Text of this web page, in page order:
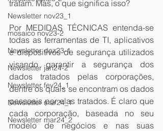
Newsletter nov23_1
mosaico nov23-2
Newsletter dez23-1
Newsletter jan24-2
Newsletter fev24_1
Newsletter mar24_1
Newsletter mar24_2
tratam. Mas, o que significa isso?
Por MEDIDAS TÉCNICAS entenda-se
todas as ferramentas de TI, aplicativos
e dispositivos de segurança utilizados
visando garantir a segurança dos
dados tratados pelas corporações,
dentre os quais se encontram os dados
pessoais por elas tratados. É claro que
cada corporação, baseada no seu
modelo de negócios e nas suas